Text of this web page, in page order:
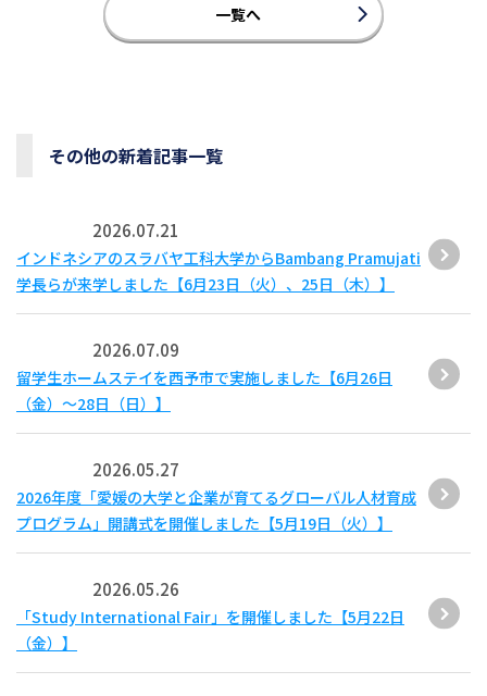
一覧へ
その他の新着記事一覧
2026.07.21
インドネシアのスラバヤ工科大学からBambang Pramujati
学長らが来学しました【6月23日（火）、25日（木）】
2026.07.09
留学生ホームステイを西予市で実施しました【6月26日
（金）～28日（日）】
2026.05.27
2026年度「愛媛の大学と企業が育てるグローバル人材育成
プログラム」開講式を開催しました【5月19日（火）】
2026.05.26
「Study International Fair」を開催しました【5月22日
（金）】